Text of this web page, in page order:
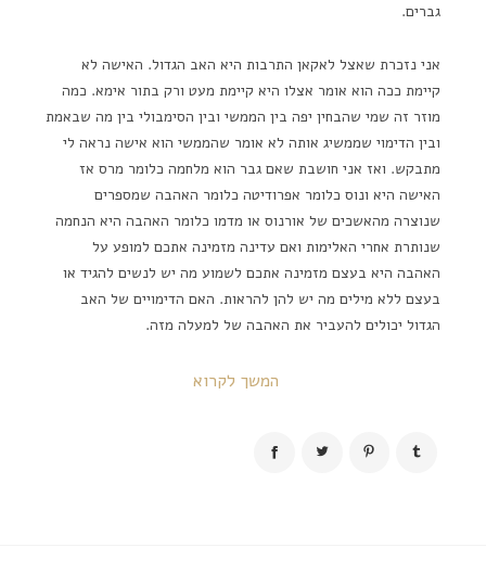
גברים.
אני נזכרת שאצל לאקאן התרבות היא האב הגדול. האישה לא
קיימת ככה הוא אומר אצלו היא קיימת מעט ורק בתור אימא. כמה
מוזר זה שמי שהבחין יפה בין הממשי ובין הסימבולי בין מה שבאמת
ובין הדימוי שממשיג אותה לא אומר שהממשי הוא אישה נראה לי
מתבקש. ואז אני חושבת שאם גבר הוא מלחמה כלומר מרס אז
האישה היא ונוס כלומר אפרודיטה כלומר האהבה שמספרים
שנוצרה מהאשכים של אורנוס או מדמו כלומר האהבה היא הנחמה
שנותרת אחרי האלימות ואם עדינה מזמינה אתכם למופע על
האהבה היא בעצם מזמינה אתכם לשמוע מה יש לנשים להגיד או
בעצם ללא מילים מה יש להן להראות. האם הדימויים של האב
הגדול יכולים להעביר את האהבה של למעלה מזה.
המשך לקרוא